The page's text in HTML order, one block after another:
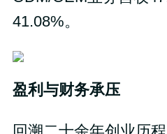
41.08%。
盈利与财务承压